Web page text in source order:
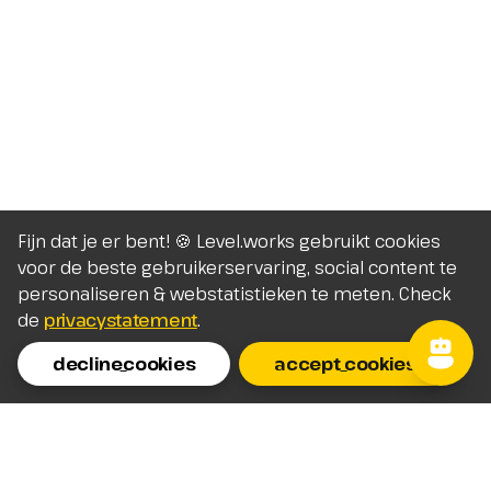
Fijn dat je er bent! 🍪 Level.works gebruikt cookies
voor de beste gebruikerservaring, social content te
personaliseren & webstatistieken te meten. Check
de privacystatement.
decline_cookies
accept_cookies